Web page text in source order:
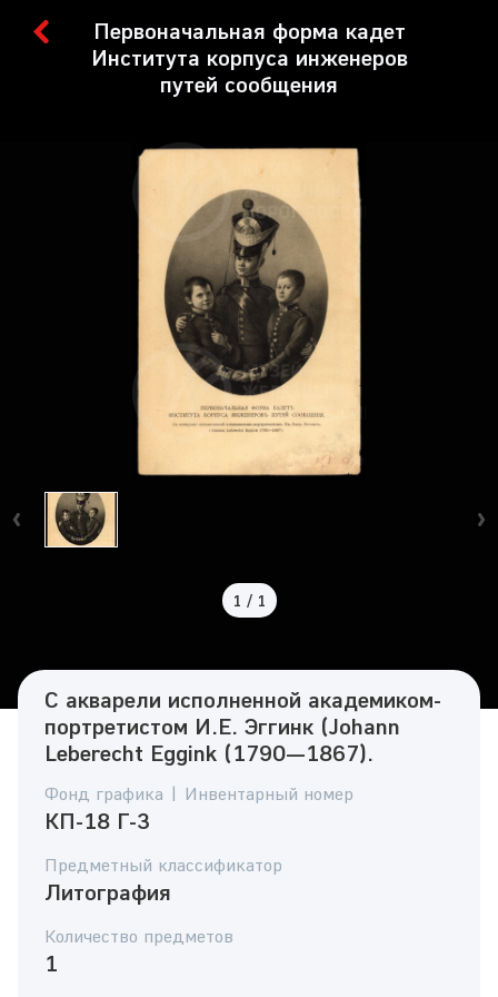
Первоначальная форма кадет
Института корпуса инженеров
путей сообщения
1 / 1
С акварели исполненной академиком-
портретистом И.Е. Эггинк (Johann
Leberecht Eggink (1790—1867).
Фонд графика | Инвентарный номер
КП-18 Г-3
Предметный классификатор
Литография
Количество предметов
1